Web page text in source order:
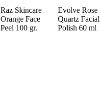
Raz Skincare
Orange Face
Peel 100 gr.
Evolve Rose
Quartz Facial
Polish 60 ml